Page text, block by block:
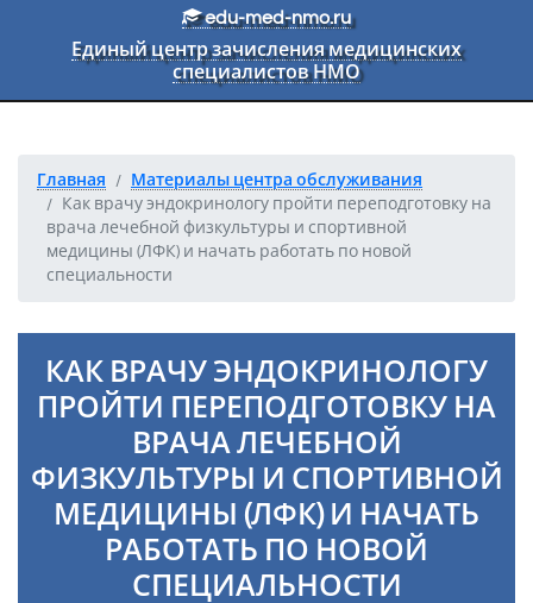
Перейти к основному текстуedu-med-nmo.ru
Единый центр зачисления медицинских
специалистов НМО
Главная
Материалы центра обслуживания
Как врачу эндокринологу пройти переподготовку на
врача лечебной физкультуры и спортивной
медицины (ЛФК) и начать работать по новой
специальности
КАК ВРАЧУ ЭНДОКРИНОЛОГУ
ПРОЙТИ ПЕРЕПОДГОТОВКУ НА
ВРАЧА ЛЕЧЕБНОЙ
ФИЗКУЛЬТУРЫ И СПОРТИВНОЙ
МЕДИЦИНЫ (ЛФК) И НАЧАТЬ
РАБОТАТЬ ПО НОВОЙ
СПЕЦИАЛЬНОСТИ